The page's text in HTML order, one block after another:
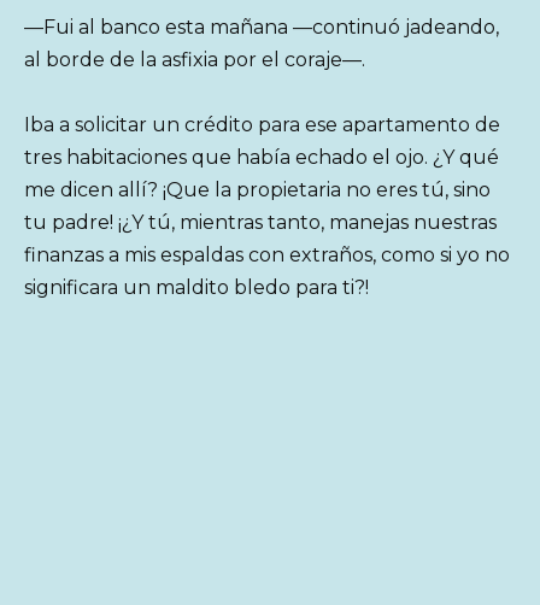
—Fui al banco esta mañana —continuó jadeando,
al borde de la asfixia por el coraje—.
Iba a solicitar un crédito para ese apartamento de
tres habitaciones que había echado el ojo. ¿Y qué
me dicen allí? ¡Que la propietaria no eres tú, sino
tu padre! ¡¿Y tú, mientras tanto, manejas nuestras
finanzas a mis espaldas con extraños, como si yo no
significara un maldito bledo para ti?!